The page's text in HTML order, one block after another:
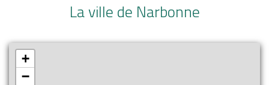
La ville de Narbonne
+
−